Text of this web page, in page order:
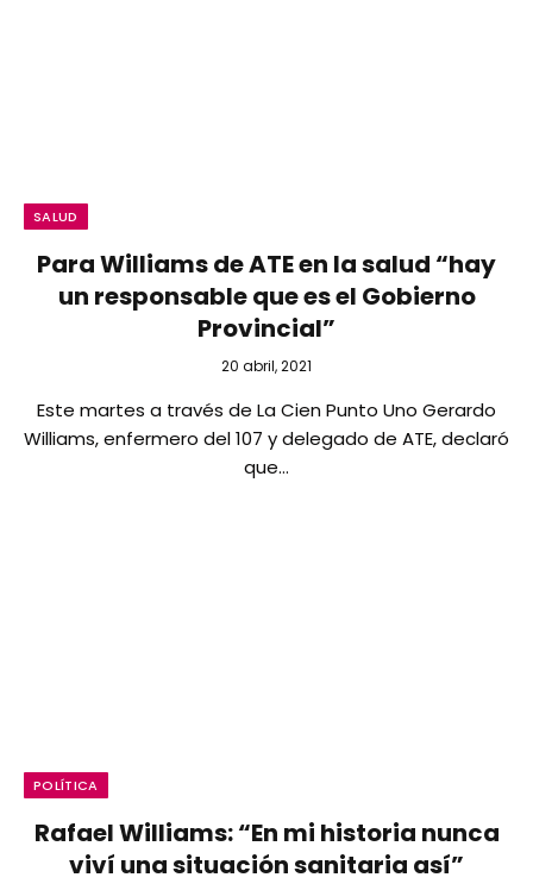
SALUD
Para Williams de ATE en la salud “hay
un responsable que es el Gobierno
Provincial”
20 abril, 2021
Este martes a través de La Cien Punto Uno Gerardo
Williams, enfermero del 107 y delegado de ATE, declaró
que…
POLÍTICA
Rafael Williams: “En mi historia nunca
viví una situación sanitaria así”